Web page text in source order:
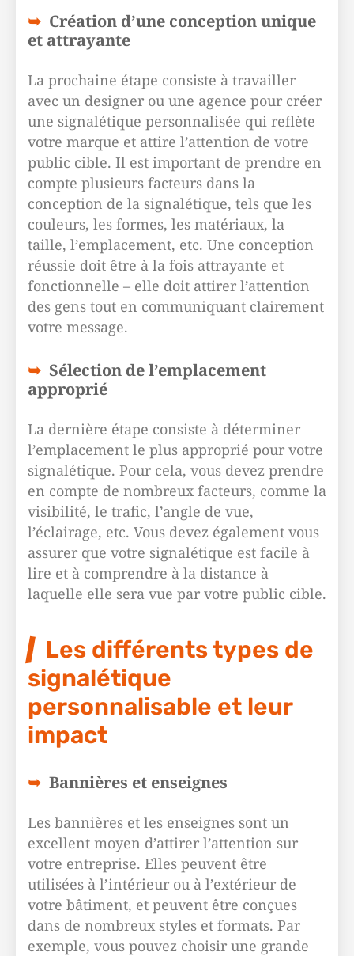
Création d’une conception unique
et attrayante
La prochaine étape consiste à travailler
avec un designer ou une agence pour créer
une signalétique personnalisée qui reflète
votre marque et attire l’attention de votre
public cible. Il est important de prendre en
compte plusieurs facteurs dans la
conception de la signalétique, tels que les
couleurs, les formes, les matériaux, la
taille, l’emplacement, etc. Une conception
réussie doit être à la fois attrayante et
fonctionnelle – elle doit attirer l’attention
des gens tout en communiquant clairement
votre message.
Sélection de l’emplacement
approprié
La dernière étape consiste à déterminer
l’emplacement le plus approprié pour votre
signalétique. Pour cela, vous devez prendre
en compte de nombreux facteurs, comme la
visibilité, le trafic, l’angle de vue,
l’éclairage, etc. Vous devez également vous
assurer que votre signalétique est facile à
lire et à comprendre à la distance à
laquelle elle sera vue par votre public cible.
Les différents types de
signalétique
personnalisable et leur
impact
Bannières et enseignes
Les bannières et les enseignes sont un
excellent moyen d’attirer l’attention sur
votre entreprise. Elles peuvent être
utilisées à l’intérieur ou à l’extérieur de
votre bâtiment, et peuvent être conçues
dans de nombreux styles et formats. Par
exemple, vous pouvez choisir une grande